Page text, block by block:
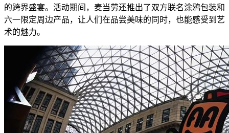
的跨界盛宴。活动期间，麦当劳还推出了双方联名涂鸦包装和
六一限定周边产品，让人们在品尝美味的同时，也能感受到艺
术的魅力。